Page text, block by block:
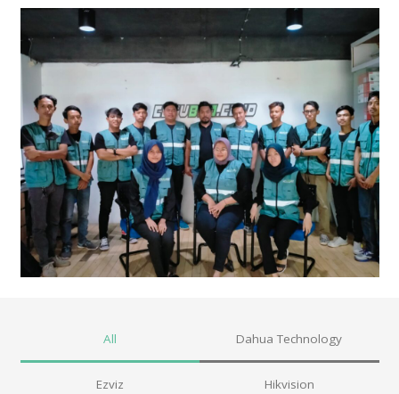
All Dahua Technology
Ezviz Hikvision